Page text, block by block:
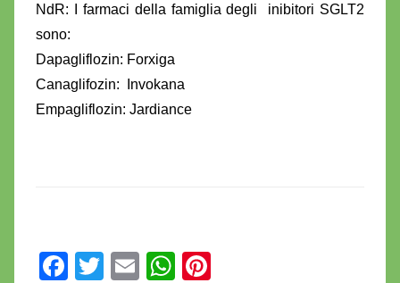
NdR: I farmaci della famiglia degli inibitori SGLT2
sono:
Dapagliflozin: Forxiga
Canaglifozin: Invokana
Empagliflozin: Jardiance
F
T
E
W